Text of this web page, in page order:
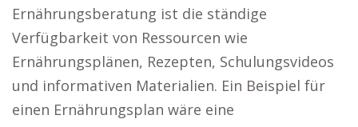
Ernährungsberatung ist die ständige
Verfügbarkeit von Ressourcen wie
Ernährungsplänen, Rezepten, Schulungsvideos
und informativen Materialien. Ein Beispiel für
einen Ernährungsplan wäre eine